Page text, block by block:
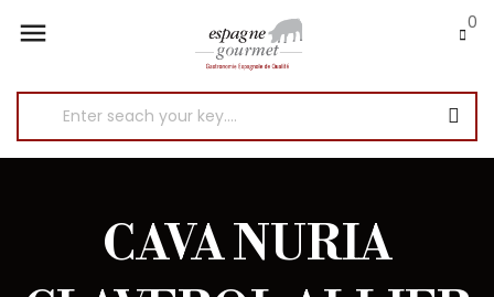
 0
CAVA NURIA